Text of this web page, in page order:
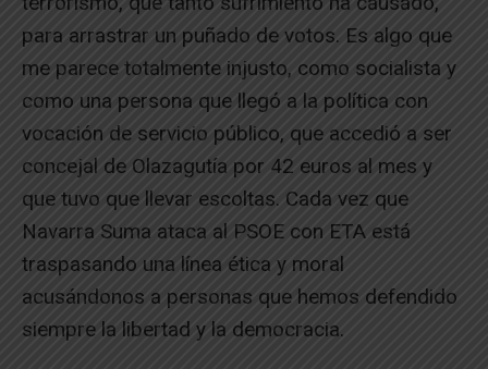
para arrastrar un puñado de votos. Es algo que
me parece totalmente injusto, como socialista y
como una persona que llegó a la política con
vocación de servicio público, que accedió a ser
concejal de Olazagutía por 42 euros al mes y
que tuvo que llevar escoltas. Cada vez que
Navarra Suma ataca al PSOE con ETA está
traspasando una línea ética y moral
acusándonos a personas que hemos defendido
siempre la libertad y la democracia.